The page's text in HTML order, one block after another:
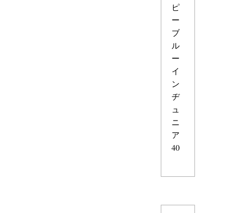
ピ
ー
ブ
ル
ー
イ
ン
ヂ
ュ
ニ
ア
40